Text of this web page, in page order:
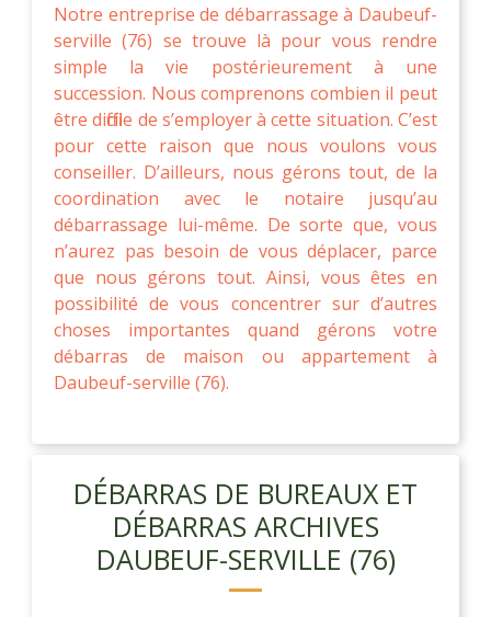
Notre entreprise de débarrassage à Daubeuf-
serville (76) se trouve là pour vous rendre
simple la vie postérieurement à une
succession. Nous comprenons combien il peut
être difficile de s’employer à cette situation. C’est
pour cette raison que nous voulons vous
conseiller. D’ailleurs, nous gérons tout, de la
coordination avec le notaire jusqu’au
débarrassage lui-même. De sorte que, vous
n’aurez pas besoin de vous déplacer, parce
que nous gérons tout. Ainsi, vous êtes en
possibilité de vous concentrer sur d’autres
choses importantes quand gérons votre
débarras de maison ou appartement à
Daubeuf-serville (76).
DÉBARRAS DE BUREAUX ET
DÉBARRAS ARCHIVES
DAUBEUF-SERVILLE (76)